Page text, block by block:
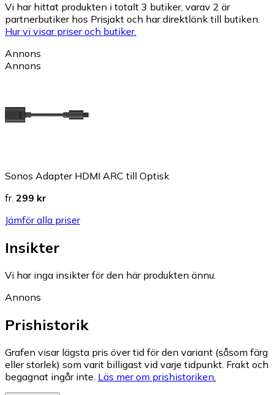
Vi har hittat produkten i totalt 3 butiker, varav 2 är
partnerbutiker hos Prisjakt och har direktlänk till butiken.
Hur vi visar priser och butiker.
Annons
Annons
Sonos Adapter HDMI ARC till Optisk
fr. 299 kr
Jämför alla priser
Insikter
Vi har inga insikter för den här produkten ännu.
Annons
Prishistorik
Grafen visar lägsta pris över tid för den variant (såsom färg
eller storlek) som varit billigast vid varje tidpunkt. Frakt och
begagnat ingår inte. Läs mer om prishistoriken.